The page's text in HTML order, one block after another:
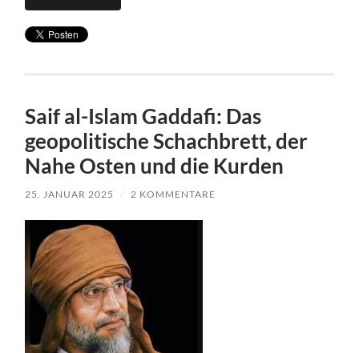
Saif al-Islam Gaddafi: Das
geopolitische Schachbrett, der
Nahe Osten und die Kurden
25. JANUAR 2025 / 2 KOMMENTARE